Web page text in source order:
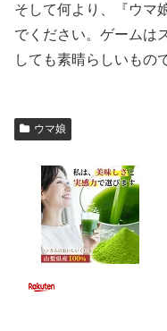
そして何より、『ウマ
でください。ゲームは
しても素晴らしいもの
ウマ娘